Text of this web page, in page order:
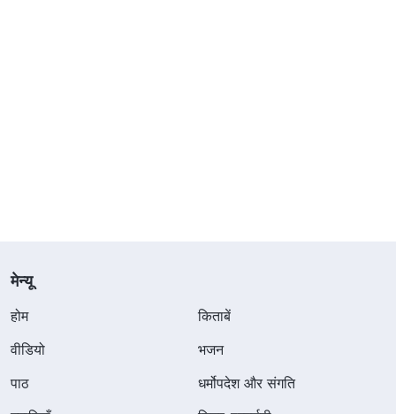
मेन्यू
होम
किताबें
वीडियो
भजन
पाठ
धर्मोपदेश और संगति